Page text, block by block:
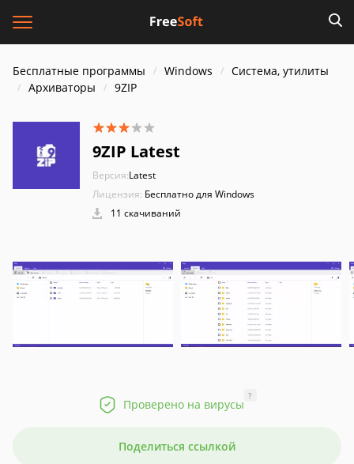
Бесплатные программы Windows
Система, утилиты
Архиваторы
9ZIP
9ZIP Latest
Версия:Latest
Лицензия: Бесплатно для Windows
11 скачиваний
Проверено на вирусы
?
Поделиться ссылкой